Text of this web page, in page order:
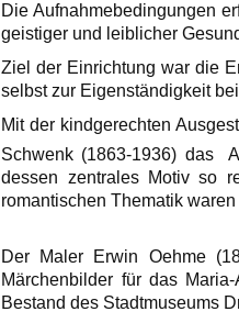
Die Aufnahmebedingungen
geistiger und leiblicher
Ziel der Einrichtung war die
selbst zur Eigenständigkeit
Mit der kindgerechten
Schwenk (1863-1936) das
dessen zentrales Motiv so
romantischen Thematik
Der Maler Erwin Oehme
Märchenbilder für das
Bestand des Stadtmuseums